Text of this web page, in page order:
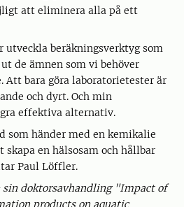
att eliminera alla på ett
utveckla beräkningsverktyg som
de ämnen som vi behöver
Att bara göra laboratorietester är
och dyrt. Och min
effektiva alternativ.
som händer med en kemikalie
en hälsosam och hållbar
Paul Löffler.
doktorsavhandling "Impact of
products on aquatic